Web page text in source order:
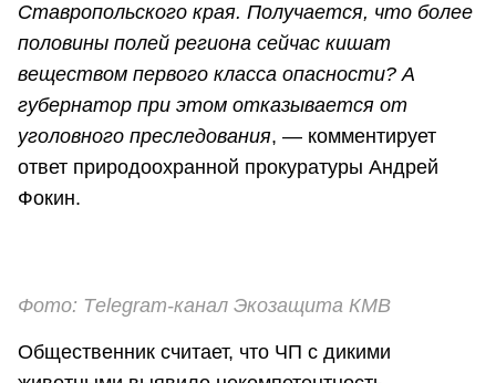
Ставропольского края. Получается, что более
половины полей региона сейчас кишат
веществом первого класса опасности? А
губернатор при этом отказывается от
уголовного преследования, — комментирует
ответ природоохранной прокуратуры Андрей
Фокин.
Фото: Тelegram-канал Экозащита КМВ
Общественник считает, что ЧП с дикими